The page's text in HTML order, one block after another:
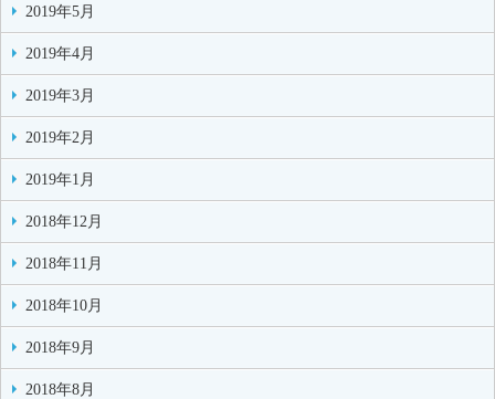
2019年5月
2019年4月
2019年3月
2019年2月
2019年1月
2018年12月
2018年11月
2018年10月
2018年9月
2018年8月